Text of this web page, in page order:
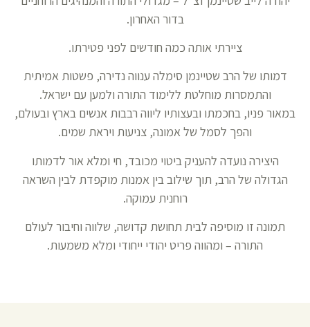
בדור האחרון.
ציירתי אותה כמה חודשים לפני פטירתו.
דמותו של הרב שטיינמן סימלה ענווה נדירה, פשטות אמיתית
והתמסרות מוחלטת ללימוד התורה ולמען עם ישראל.
במאור פניו, בחכמתו ובעצותיו ליווה רבבות אנשים בארץ ובעולם,
והפך לסמל של אמונה, צניעות ויראת שמים.
היצירה נועדה להעניק ביטוי מכובד, חי ומלא אור לדמותו
הגדולה של הרב, תוך שילוב בין אמנות מוקפדת לבין השראה
רוחנית עמוקה.
תמונה זו מוסיפה לבית תחושת קדושה, שלווה וחיבור לעולם
התורה – ומהווה פריט יהודי ייחודי ומלא משמעות.